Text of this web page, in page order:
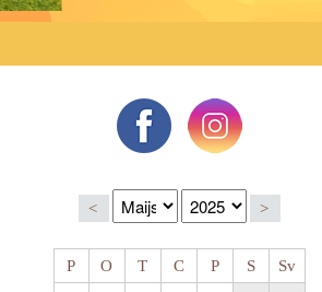
< >
P O T C P S Sv